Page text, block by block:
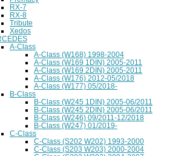
RX-7
RX-8
Tribute
Xedos
A-Class
A-Class (W168) 1998-2004
A-Class (W169 1DIN) 2005-2011
A-Class (W169 2DIN) 2005-2011
A-Class (W176) 2012-05/2018
A-Class (W177) 05/2018-
B-Class
B-Class (W245 1DIN) 2005-06/2011
B-Class (W245 2DIN) 2005-06/2011
B-Class (W246) 09/2011-12/2018
B-Class (W247) 01/2019-
C-Class
C-Class (S202 W202) 1993-2000
C-Class (S203 W203) 2000-2004